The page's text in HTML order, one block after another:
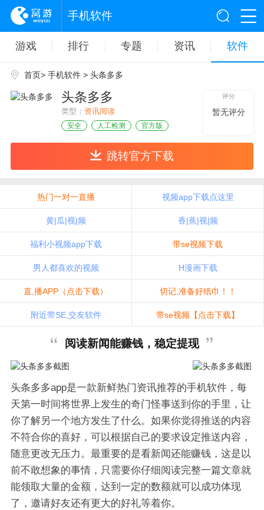
手机软件
游戏 排行 专题 资讯 软件
首页> 手机软件> 头条多多
头条多多
类型： 资讯阅读
安全 人工检测 官方版
评分
暂无评分
跳转官方下载
热门一对一直播 视频app下载点这里
黄|瓜|视|频 香|蕉|视|频
福利小视频app下载 带se视频下载
男人都喜欢的视频 H漫画下载
直,播APP（点击下载） 切记,准备好纸巾！！
附近带SE,交友软件 带se视频【点击下载】
阅读新闻能赚钱，稳定提现
头条多多app是一款新鲜热门资讯推荐的手机软件，每
天第一时间将世界上发生的奇门怪事送到你的手里，让
你了解另一个地方发生了什么。如果你觉得推送的内容
不符合你的喜好，可以根据自己的要求设定推送内容，
随意更改无压力。最重要的是看新闻还能赚钱，这是以
前不敢想象的事情，只需要你仔细阅读完整一篇文章就
能领取大量的金额，达到一定的数额就可以成功体现
了，邀请好友还有更大的好礼等着你。